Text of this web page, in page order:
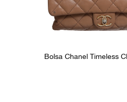
Bolsa Chanel Timeless